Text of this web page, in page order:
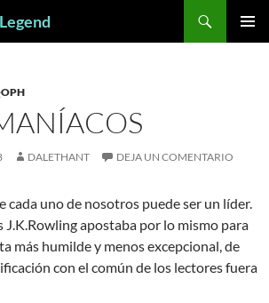
DALETHANT DEJA UN COMENTARIO
cada uno de nosotros puede ser un líder.
J.K.Rowling apostaba por lo mismo para
más humilde y menos excepcional, de
con el común de los lectores fuera